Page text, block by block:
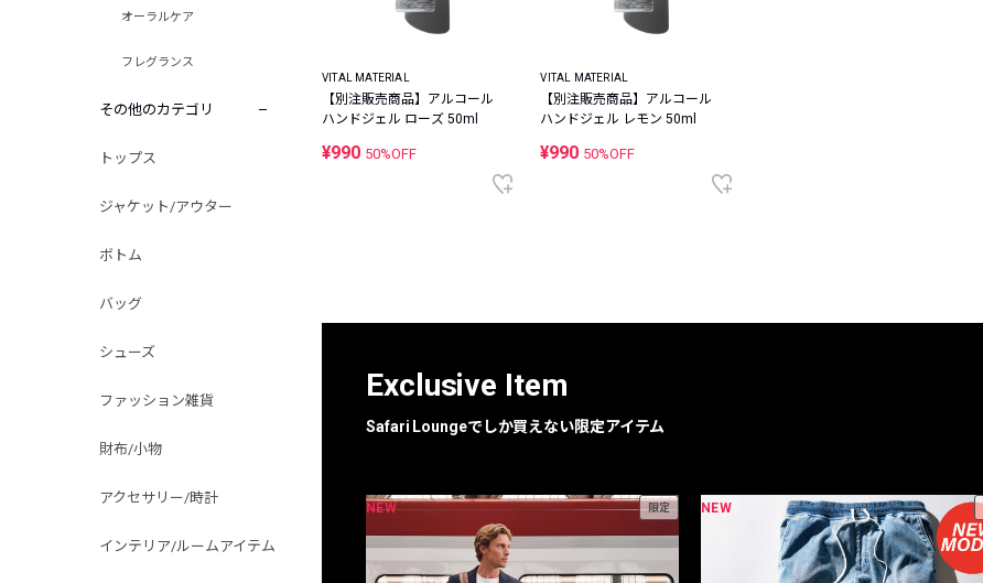
オーラルケア
フレグランス
その他のカテゴリ
トップス
ジャケット/アウター
ボトム
バッグ
シューズ
ファッション雑貨
財布/小物
アクセサリー/時計
インテリア/ルームアイテム
VITAL MATERIAL
【別注販売商品】アルコール
ハンドジェル ローズ 50ml
¥990 50%OFF
VITAL MATERIAL
【別注販売商品】アルコール
ハンドジェル レモン 50ml
¥990 50%OFF
Exclusive Item
Safari Loungeでしか買えない限定アイテム
NEW 限定 NEW